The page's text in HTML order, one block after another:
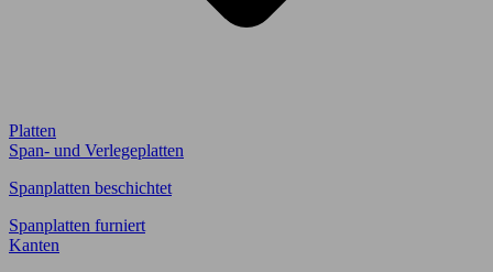
Platten
Span- und Verlegeplatten
Spanplatten beschichtet
Spanplatten furniert
Kanten